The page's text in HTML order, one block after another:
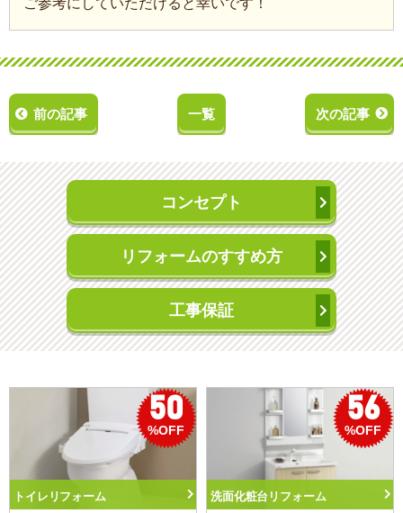
ご参考にしていただけると幸いです！
前の記事 一覧 次の記事
コンセプト
リフォームのすすめ方
工事保証
50
%OFF
トイレリフォーム
56
%OFF
洗面化粧台リフォーム